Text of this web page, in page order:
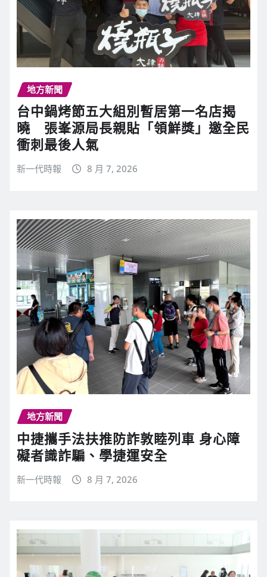
地方新聞
台中鍋烤節五大組別暫居第一名店揭
曉 張峯源局長親貼「領鮮獎」邀全民
衝刺最後人氣
新一代時報 8 月 7, 2026
地方新聞
中捷攜手法扶推防詐敦睦列車 身心障
礙者識詐騙、學捷運安全
新一代時報 8 月 7, 2026